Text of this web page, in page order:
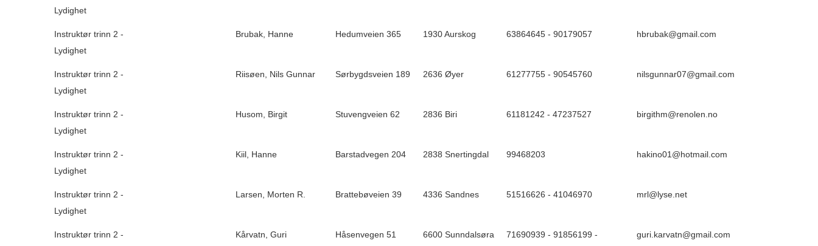
Lydighet
Instruktør trinn 2 -
Lydighet
Brubak, Hanne Hedumveien 365 1930 Aurskog 63864645 - 90179057 hbrubak@gmail.com
Instruktør trinn 2 -
Lydighet
Riisøen, Nils Gunnar Sørbygdsveien 189 2636 Øyer 61277755 - 90545760 nilsgunnar07@gmail.com
Instruktør trinn 2 -
Lydighet
Husom, Birgit Stuvengveien 62 2836 Biri 61181242 - 47237527 birgithm@renolen.no
Instruktør trinn 2 -
Lydighet
Kiil, Hanne Barstadvegen 204 2838 Snertingdal 99468203 hakino01@hotmail.com
Instruktør trinn 2 -
Lydighet
Larsen, Morten R. Brattebøveien 39 4336 Sandnes 51516626 - 41046970 mrl@lyse.net
Instruktør trinn 2 -
Kårvatn, Guri Håsenvegen 51 6600 Sunndalsøra
71690939 - 91856199 -
guri.karvatn@gmail.com